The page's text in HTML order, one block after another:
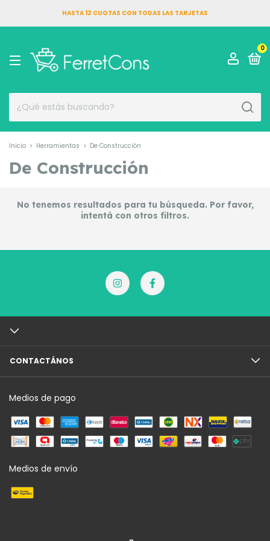
HASTA 12 CUOTAS CON TODAS LAS TARJETAS
0
Inicio > Herramientas > De Construcción
De Construcción
No tenemos resultados para tu búsqueda. Por favor,
intentá con otros filtros.
CONTACTÁNOS
Medios de pago
Medios de envío